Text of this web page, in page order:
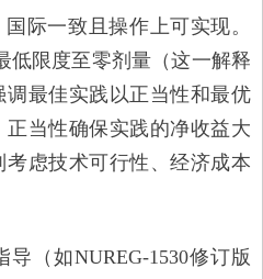
际一致且操作上可实现。
低限度至零剂量（这一解释
最佳实践以正当性和最优
当性确保实践的净收益大
虑技术可行性、经济成本
（如NUREG-1530修订版